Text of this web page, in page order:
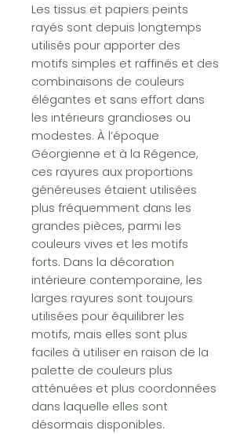
Les tissus et papiers peints
rayés sont depuis longtemps
utilisés pour apporter des
motifs simples et raffinés et des
combinaisons de couleurs
élégantes et sans effort dans
les intérieurs grandioses ou
modestes. À l’époque
Géorgienne et à la Régence,
ces rayures aux proportions
généreuses étaient utilisées
plus fréquemment dans les
grandes pièces, parmi les
couleurs vives et les motifs
forts. Dans la décoration
intérieure contemporaine, les
larges rayures sont toujours
utilisées pour équilibrer les
motifs, mais elles sont plus
faciles à utiliser en raison de la
palette de couleurs plus
atténuées et plus coordonnées
dans laquelle elles sont
désormais disponibles.